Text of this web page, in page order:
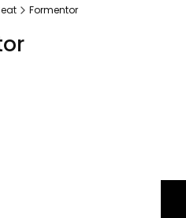
Formentor